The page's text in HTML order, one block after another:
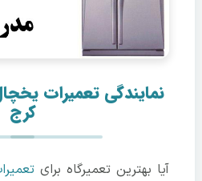
نمایندگی تعمیرات
کرج
آیا بهترین تعمیرگاه برای